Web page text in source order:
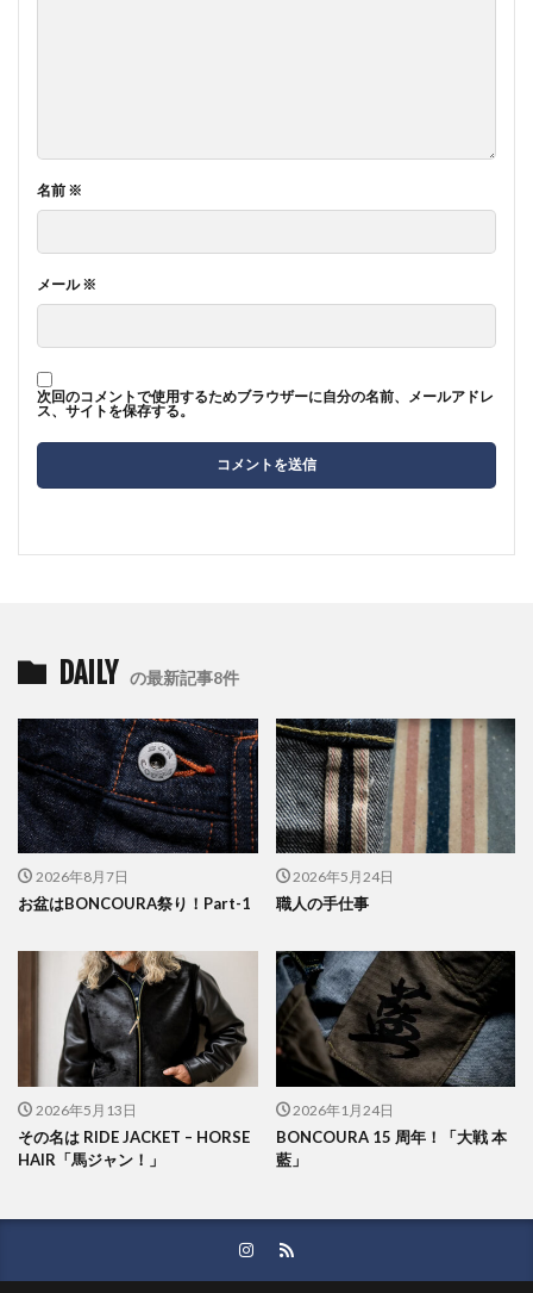
名前 ※
メール※
次回のコメントで使用するためブラウザーに自分の名前、メールアドレ
ス、サイトを保存する。
DAILY の最新記事8件
2026年8月7日
お盆はBONCOURA祭り！Part-1
2026年5月24日
職人の手仕事
2026年5月13日
その名は RIDE JACKET – HORSE
HAIR「馬ジャン！」
2026年1月24日
BONCOURA 15 周年！「大戦 本
藍」